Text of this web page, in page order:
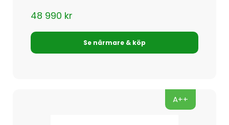
48 990 kr
Se närmare & köp
A++